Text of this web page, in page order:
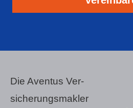
Die Aventus Ver­
sicherungs­makler